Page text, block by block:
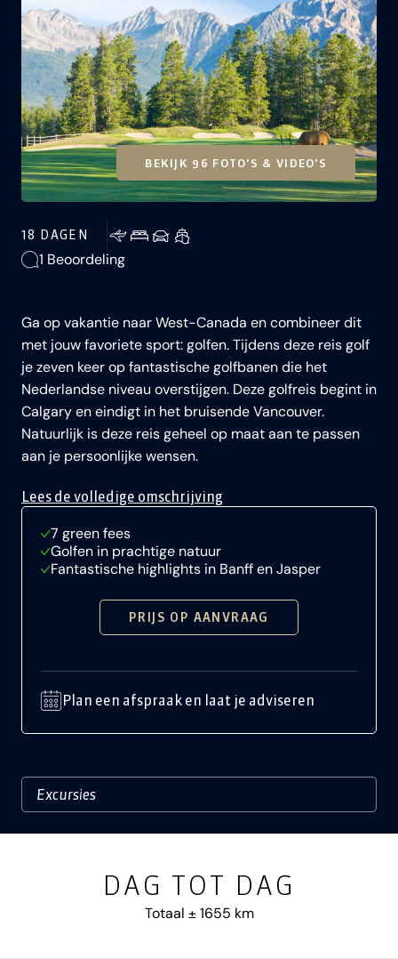
BEKIJK 96 FOTO'S & VIDEO'S
18 DAGEN
1 Beoordeling
Ga op vakantie naar West-Canada en combineer dit
met jouw favoriete sport: golfen. Tijdens deze reis golf
je zeven keer op fantastische golfbanen die het
Nederlandse niveau overstijgen. Deze golfreis begint in
Calgary en eindigt in het bruisende Vancouver.
Natuurlijk is deze reis geheel op maat aan te passen
aan je persoonlijke wensen.
Lees de volledige omschrijving
7 green fees
Golfen in prachtige natuur
Fantastische highlights in Banff en Jasper
PRIJS OP AANVRAAG
Plan een afspraak en laat je adviseren
DAG TOT DAG
Totaal ± 1655 km